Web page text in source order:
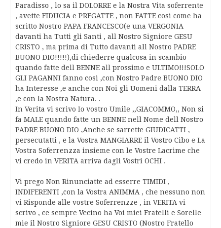
Paradisso , lo sa il DOLORRE e la Nostra Vita soferrente
, avette FIDUCIA e PREGATTE , non FATTE cosi come ha
scritto Nostro PAPA FRANCESCO(e una VERGONIA
davanti ha Tutti gli Santi , all Nostro Signiore GESU
CRISTO , ma prima di Tutto davanti all Nostro PADRE
BUONO DIO!!!!!),di chiederre qualcosa in scambio
quando fatte dell BENNE all prossimo e ULTIMO!!!SOLO
GLI PAGANNI fanno cosi ,con Nostro Padre BUONO DIO
ha Interesse ,e anche con Noi gli Uomeni dalla TERRA
,e con la Nostra Natura. .
In Verita vi scrivo Io vostro Umile ,,GIACOMMO,, Non si
fa MALE quando fatte un BENNE nell Nome dell Nostro
PADRE BUONO DIO ,Anche se sarrette GIUDICATTI ,
persecutatti , e la Vostra MANGIARRE il Vostro Cibo e La
Vostra Soferrenzza insieme con le Vostre Lacrime che
vi credo in VERITA arriva dagli Vostri OCHI .
Vi prego Non Rinunciatte ad esserre TIMIDI ,
INDIFERENTI ,con la Vostra ANIMMA , che nessuno non
vi Risponde alle vostre Soferrenzze , in VERITA vi
scrivo , ce sempre Vecino ha Voi miei Fratelli e Sorelle
mie il Nostro Signiore GESU CRISTO (Nostro Fratello